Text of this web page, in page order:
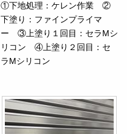
①下地処理：ケレン作業 ②
下塗り：ファインプライマ
ー ③上塗り１回目：セラMシ
リコン ④上塗り２回目：セ
ラMシリコン